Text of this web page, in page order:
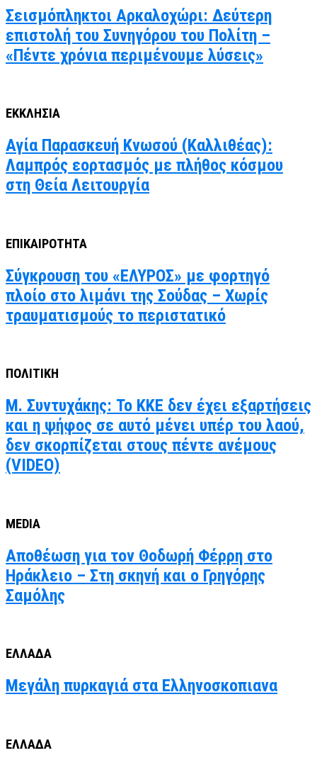
Σεισμόπληκτοι Αρκαλοχώρι: Δεύτερη
επιστολή του Συνηγόρου του Πολίτη –
«Πέντε χρόνια περιμένουμε λύσεις»
ΕΚΚΛΗΣΙΑ
Αγία Παρασκευή Κνωσού (Καλλιθέας):
Λαμπρός εορτασμός με πλήθος κόσμου
στη Θεία Λειτουργία
ΕΠΙΚΑΙΡΟΤΗΤΑ
Σύγκρουση του «ΕΛΥΡΟΣ» με φορτηγό
πλοίο στο λιμάνι της Σούδας – Χωρίς
τραυματισμούς το περιστατικό
ΠΟΛΙΤΙΚΗ
Μ. Συντυχάκης: Το ΚΚΕ δεν έχει εξαρτήσεις
και η ψήφος σε αυτό μένει υπέρ του λαού,
δεν σκορπίζεται στους πέντε ανέμους
(VIDEO)
MEDIA
Αποθέωση για τον Θοδωρή Φέρρη στο
Ηράκλειο – Στη σκηνή και ο Γρηγόρης
Σαμόλης
ΕΛΛΑΔΑ
Μεγάλη πυρκαγιά στα Ελληνοσκοπιανα
ΕΛΛΑΔΑ